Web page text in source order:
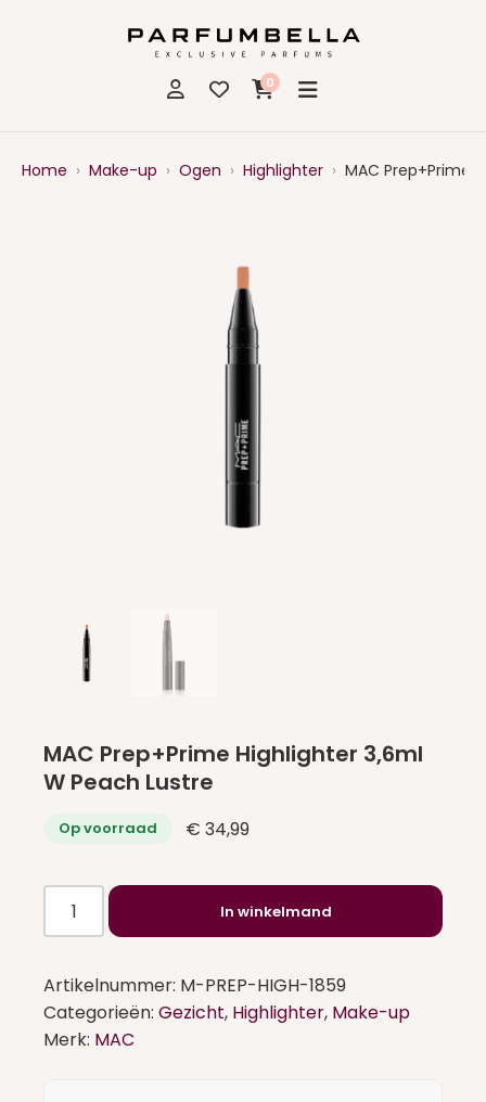
0
Home › Make-up › Ogen › Highlighter › MAC Prep+Prime
MAC Prep+Prime Highlighter 3,6ml
W Peach Lustre
Op voorraad € 34,99
Prep+Prime
3,6ml
W
Peach
In winkelmand
Artikelnummer: M-PREP-HIGH-1859
Categorieën: Gezicht, Highlighter, Make-up
Merk: MAC